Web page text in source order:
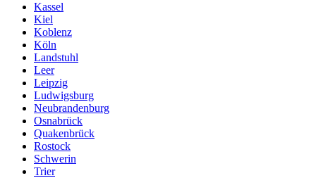
Kassel
Kiel
Koblenz
Köln
Landstuhl
Leer
Leipzig
Ludwigsburg
Neubrandenburg
Osnabrück
Quakenbrück
Rostock
Schwerin
Trier